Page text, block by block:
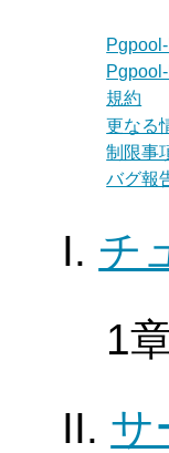
Pgpool-II
規約
更なる
制限事
バグ報
I. チ
1
II. サ